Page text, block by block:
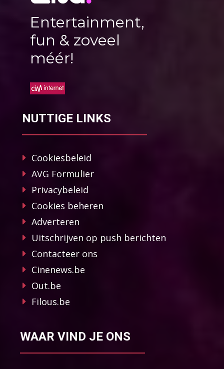
Entertainment,
fun & zoveel
méér!
NUTTIGE LINKS
Cookiesbeleid
AVG Formulier
Privacybeleid
Cookies beheren
Adverteren
Uitschrijven op push berichten
Contacteer ons
Cinenews.be
Out.be
Filous.be
WAAR VIND JE ONS